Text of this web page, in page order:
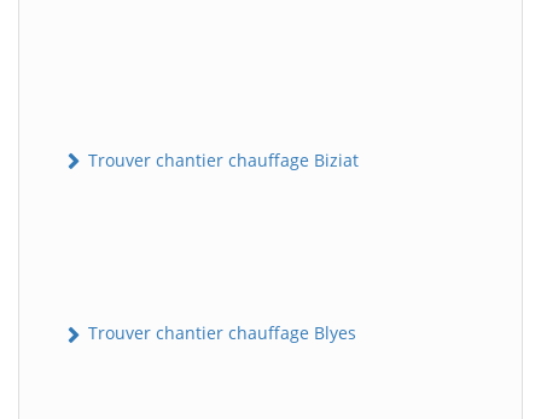
Trouver chantier chauffage Biziat
Trouver chantier chauffage Blyes